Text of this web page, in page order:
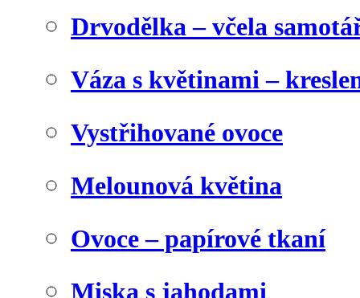
Drvodělka – včela
Váza s květinami –
Vystřihované ovoce
Melounová květina
Ovoce – papírové tkaní
Miska s jahodami